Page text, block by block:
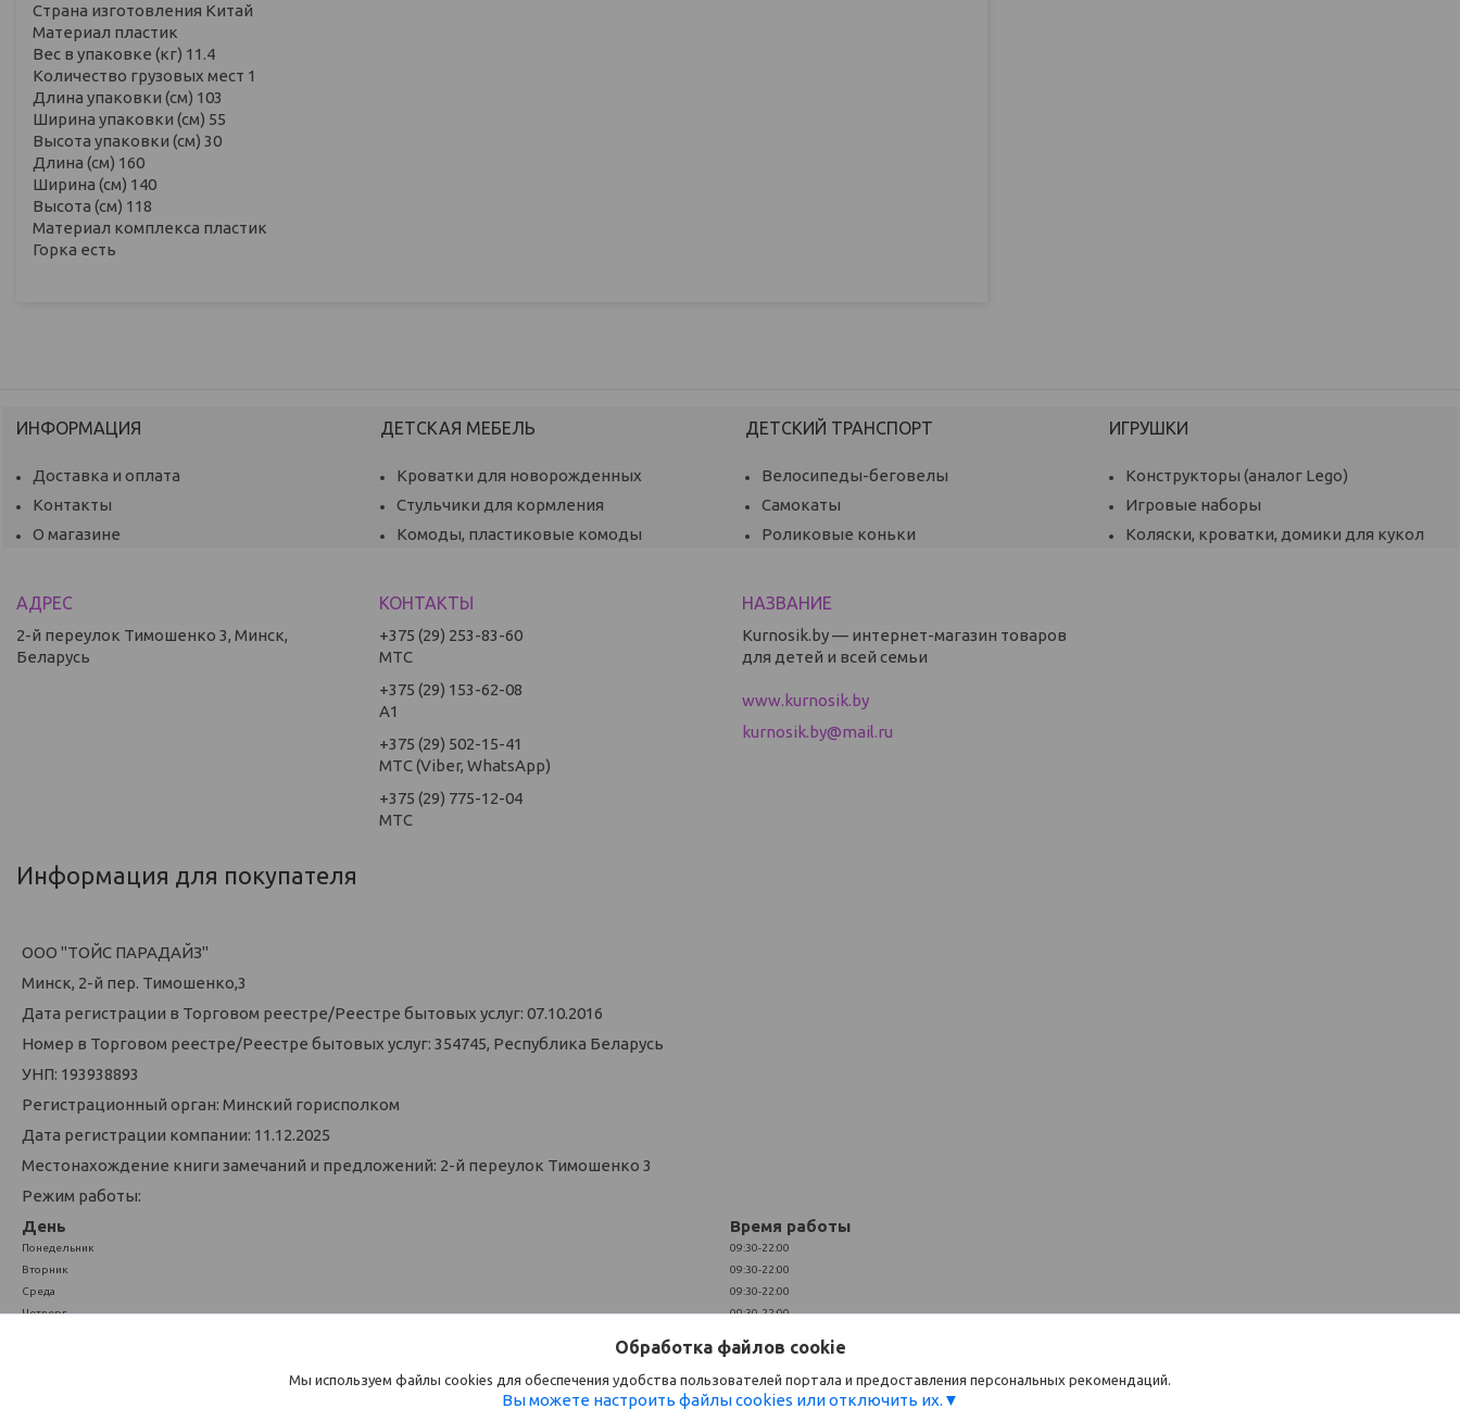
Страна изготовления Китай
Материал пластик
Вес в упаковке (кг) 11.4
Количество грузовых мест 1
Длина упаковки (см) 103
Ширина упаковки (см) 55
Высота упаковки (см) 30
Длина (см) 160
Ширина (см) 140
Высота (см) 118
Материал комплекса пластик
Горка есть
ИНФОРМАЦИЯ
Доставка и оплата
Контакты
О магазине
ДЕТСКАЯ МЕБЕЛЬ
Кроватки для новорожденных
Стульчики для кормления
Комоды, пластиковые комоды
ДЕТСКИЙ ТРАНСПОРТ
Велосипеды-беговелы
Самокаты
Роликовые коньки
ИГРУШКИ
Конструкторы (аналог Lego)
Игровые наборы
Коляски, кроватки, домики для кукол
2-й переулок Тимошенко 3, Минск,
Беларусь
+375 (29) 253-83-60
МТС
+375 (29) 153-62-08
А1
+375 (29) 502-15-41
МТС (Viber, WhatsApp)
+375 (29) 775-12-04
МТС
Kurnosik.by — интернет-магазин товаров
для детей и всей семьи
www.kurnosik.by
kurnosik.by@mail.ru
Информация для покупателя
ООО "ТОЙС ПАРАДАЙЗ"
Минск, 2-й пер. Тимошенко,3
Дата регистрации в Торговом реестре/Реестре бытовых услуг: 07.10.2016
Номер в Торговом реестре/Реестре бытовых услуг: 354745, Республика Беларусь
УНП: 193938893
Регистрационный орган: Минский горисполком
Дата регистрации компании: 11.12.2025
Местонахождение книги замечаний и предложений: 2-й переулок Тимошенко 3
Режим работы:
День
Время работы
Понедельник
09:30-22:00
Вторник
09:30-22:00
Среда
09:30-22:00
Четверг
09:30-22:00
10:00-21:00
10:00-21:00
Обработка файлов cookie
Мы используем файлы cookies для обеспечения удобства пользователей портала и предоставления персональных рекомендаций.
Вы можете настроить файлы cookies или отключить их.